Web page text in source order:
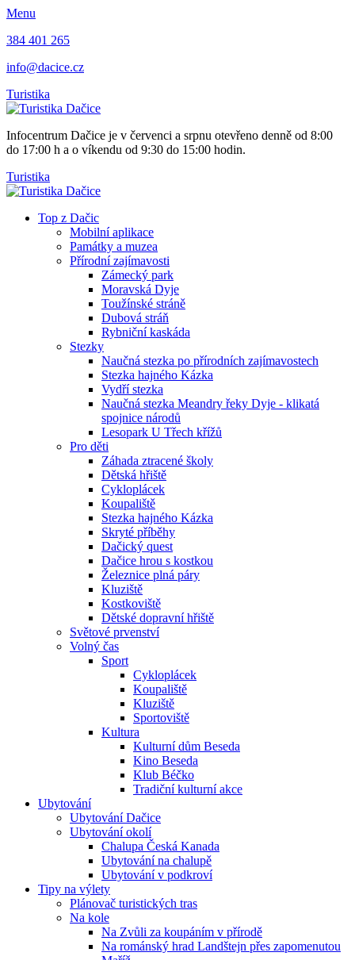
Menu
384 401 265
info@dacice.cz
Turistika
Infocentrum Dačice je v červenci a srpnu otevřeno denně od 8:00
do 17:00 h a o víkendu od 9:30 do 15:00 hodin.
Turistika
Top z Dačic
Mobilní aplikace
Památky a muzea
Přírodní zajímavosti
Zámecký park
Moravská Dyje
Toužínské stráně
Dubová stráň
Rybniční kaskáda
Stezky
Naučná stezka po přírodních zajímavostech
Stezka hajného Kázka
Vydří stezka
Naučná stezka Meandry řeky Dyje - klikatá
spojnice národů
Lesopark U Třech křížů
Pro děti
Záhada ztracené školy
Dětská hřiště
Cykloplácek
Koupaliště
Stezka hajného Kázka
Skryté příběhy
Dačický quest
Dačice hrou s kostkou
Železnice plná páry
Kluziště
Kostkoviště
Dětské dopravní hřiště
Světové prvenství
Volný čas
Sport
Cykloplácek
Koupaliště
Kluziště
Sportoviště
Kultura
Kulturní dům Beseda
Kino Beseda
Klub Béčko
Tradiční kulturní akce
Ubytování
Ubytování Dačice
Ubytování okolí
Chalupa Česká Kanada
Ubytování na chalupě
Ubytování v podkroví
Tipy na výlety
Plánovač turistických tras
Na kole
Na Zvůli za koupáním v přírodě
Na románský hrad Landštejn přes zapomenutou